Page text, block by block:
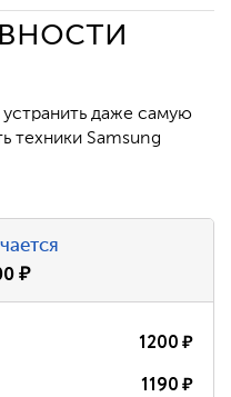
даже самую
техники Samsung
₽
1200₽
1190₽